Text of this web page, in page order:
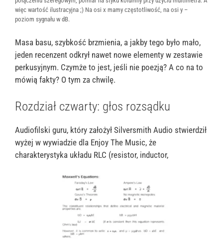
więc wartość ilustracyjna ;) Na osi x mamy częstotliwość, na osi y –
poziom sygnału w dB.
Masa basu, szybkość brzmienia, a jakby tego było mało,
jeden recenzent odkrył nawet nowe elementy w zestawie
perkusyjnym. Czymże to jest, jeśli nie poezją? A co na to
mówią fakty? O tym za chwilę.
Rozdział czwarty: głos rozsądku
Audiofilski guru, który założył Silversmith Audio stwierdził
wyżej w wywiadzie dla Enjoy The Music, że
charakterystyka układu RLC (resistor, inductor,